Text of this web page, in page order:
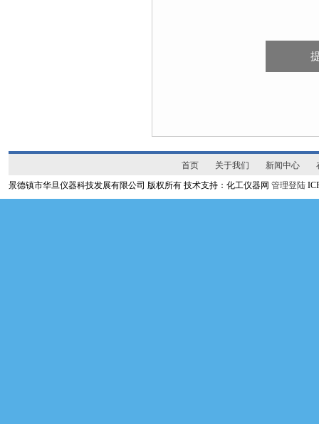
首页 关于我们 新闻中心
景德镇市华旦仪器科技发展有限公司 版权所有 技术支持：化工仪器网 管理登陆